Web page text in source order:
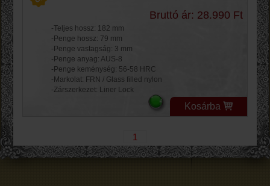
Bruttó ár: 28.990 Ft
-Teljes hossz: 182 mm
-Penge hossz: 79 mm
-Penge vastagság: 3 mm
-Penge anyag: AUS-8
-Penge keménység: 56-58 HRC
-Markolat: FRN / Glass filled nylon
-Zárszerkezet: Liner Lock
Kosárba
1